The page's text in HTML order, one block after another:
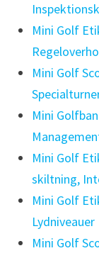
Mini Golf
Mini Golf
Mini
Mini Golf
skiltning,
Mini Golf
Lydniveauer
Mini Golf